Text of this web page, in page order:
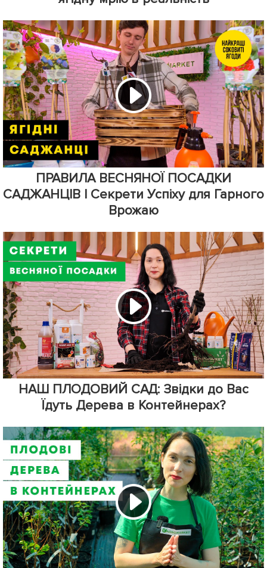
ПРАВИЛА ВЕСНЯНОЇ ПОСАДКИ
САДЖАНЦІВ | Секрети Успіху для Гарного
Врожаю
НАШ ПЛОДОВИЙ САД: Звідки до Вас
Їдуть Дерева в Контейнерах?